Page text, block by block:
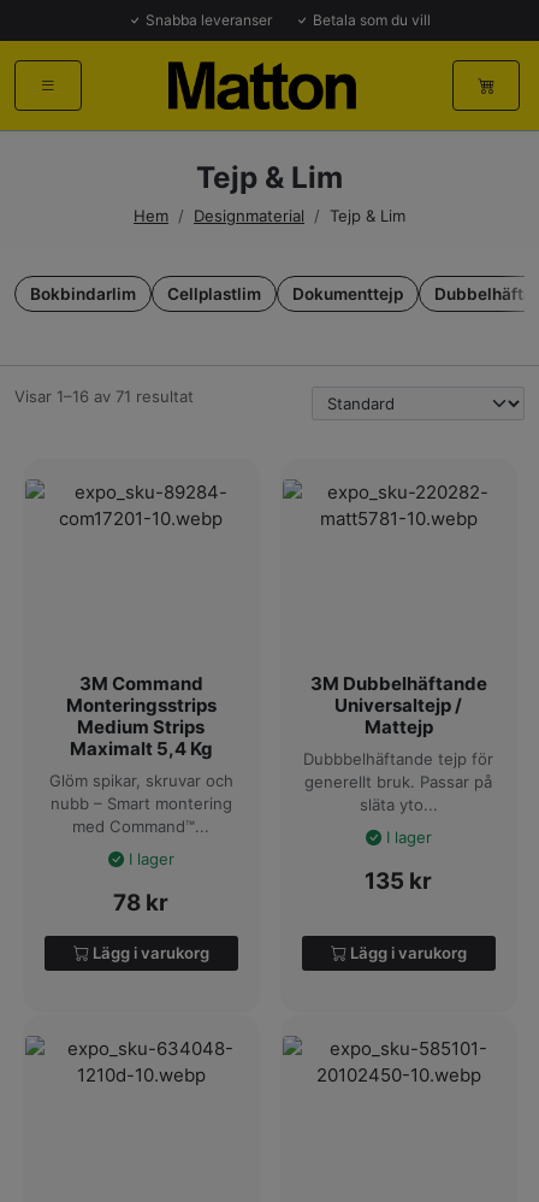
Snabba leveranser Betala som du vill
Tejp & Lim
Hem / Designmaterial / Tejp & Lim
Bokbindarlim Cellplastlim Dokumenttejp
Visar 1–16 av 71 resultat
3M Command
Monteringsstrips
Medium Strips
Maximalt 5,4 Kg
Glöm spikar, skruvar och
nubb – Smart montering
med Command™...
I lager
78 kr
Lägg i varukorg
3M Dubbelhäftande
Universaltejp /
Mattejp
Dubbbelhäftande tejp för
generellt bruk. Passar på
släta yto...
I lager
135 kr
Lägg i varukorg